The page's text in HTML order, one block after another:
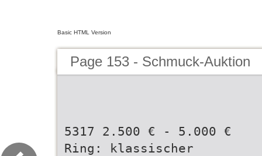
Basic HTML Version
Page 153 - Schmuck-Auktion
5317 2.500 € - 5.000 €
Ring: klassischer